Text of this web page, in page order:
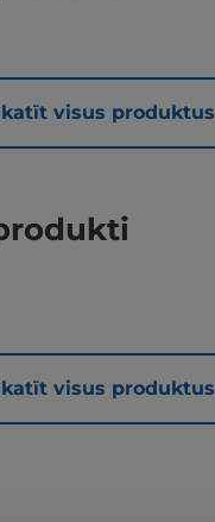
visus produktus
visus produktus